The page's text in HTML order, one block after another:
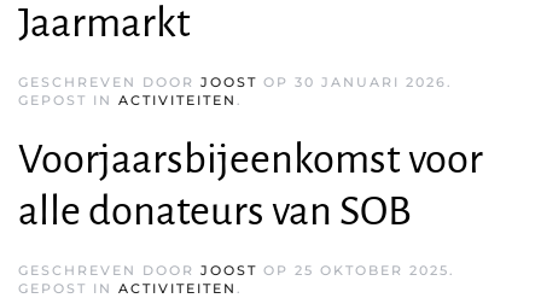
Jaarmarkt
GESCHREVEN DOOR JOOST OP 30 JANUARI 2026.
GEPOST IN ACTIVITEITEN .
Voorjaarsbijeenkomst voor
alle donateurs van SOB
GESCHREVEN DOOR JOOST OP 25 OKTOBER 2025.
GEPOST IN ACTIVITEITEN .